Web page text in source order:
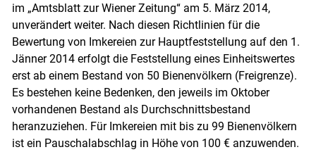
Skip to main content
im „Amtsblatt zur Wiener Zeitung“ am 5. März 2014,
unverändert weiter. Nach diesen Richtlinien für die
Bewertung von Imkereien zur Hauptfeststellung auf den 1.
Jänner 2014 erfolgt die Feststellung eines Einheitswertes
erst ab einem Bestand von 50 Bienenvölkern (Freigrenze).
Es bestehen keine Bedenken, den jeweils im Oktober
vorhandenen Bestand als Durchschnittsbestand
heranzuziehen. Für Imkereien mit bis zu 99 Bienenvölkern
ist ein Pauschalabschlag in Höhe von 100 € anzuwenden.